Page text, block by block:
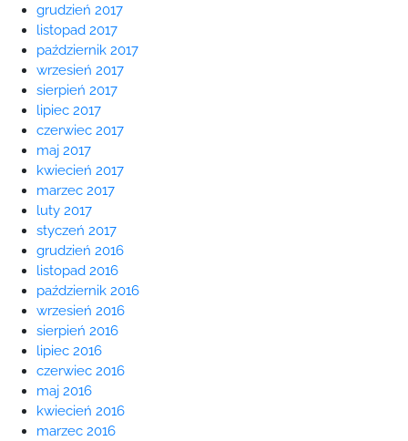
grudzień 2017
listopad 2017
październik 2017
wrzesień 2017
sierpień 2017
lipiec 2017
czerwiec 2017
maj 2017
kwiecień 2017
marzec 2017
luty 2017
styczeń 2017
grudzień 2016
listopad 2016
październik 2016
wrzesień 2016
sierpień 2016
lipiec 2016
czerwiec 2016
maj 2016
kwiecień 2016
marzec 2016